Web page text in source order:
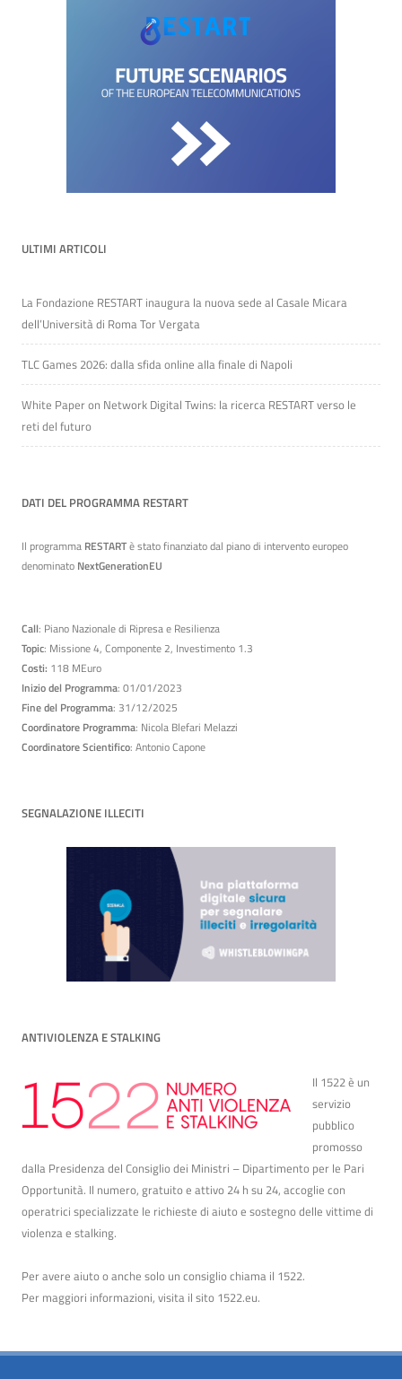
ULTIMI ARTICOLI
La Fondazione RESTART inaugura la nuova sede al Casale Micara
dell’Università di Roma Tor Vergata
TLC Games 2026: dalla sfida online alla finale di Napoli
White Paper on Network Digital Twins: la ricerca RESTART verso le
reti del futuro
DATI DEL PROGRAMMA RESTART
Il programma RESTARTè stato finanziato dal piano di intervento europeo
denominato NextGenerationEU
Call: Piano Nazionale di Ripresa e Resilienza
Topic: Missione 4, Componente 2, Investimento 1.3
Costi: 118 MEuro
Inizio del Programma: 01/01/2023
Fine del Programma: 31/12/2025
Coordinatore Programma: Nicola Blefari Melazzi
Coordinatore Scientifico: Antonio Capone
SEGNALAZIONE ILLECITI
ANTIVIOLENZA E STALKING
Il 1522 è un
servizio
pubblico
promosso
dalla Presidenza del Consiglio dei Ministri – Dipartimento per le Pari
Opportunità. Il numero, gratuito e attivo 24 h su 24, accoglie con
operatrici specializzate le richieste di aiuto e sostegno delle vittime di
violenza e stalking.
Per avere aiuto o anche solo un consiglio chiama il 1522.
Per maggiori informazioni, visita il sito 1522.eu.